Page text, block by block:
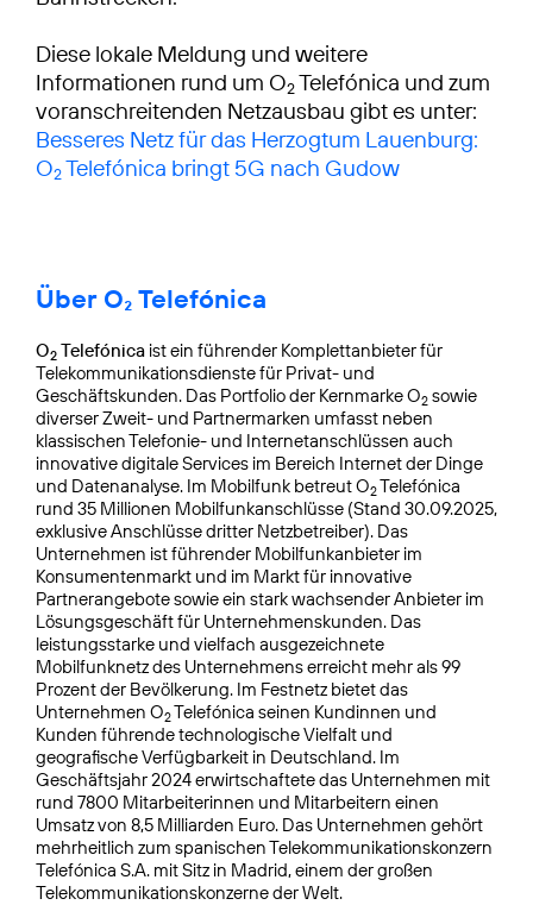
Diese lokale Meldung und weitere
Informationen rund um O2Telefónica und zum
voranschreitenden Netzausbau gibt es unter:
Besseres Netz für das Herzogtum Lauenburg:
O2Telefónica bringt 5G nach Gudow
Über O₂ Telefónica
O2 Telefónica ist ein führender Komplettanbieter für
Telekommunikationsdienste für Privat- und
Geschäftskunden. Das Portfolio der Kernmarke O2 sowie
diverser Zweit- und Partnermarken umfasst neben
klassischen Telefonie- und Internetanschlüssen auch
innovative digitale Services im Bereich Internet der Dinge
und Datenanalyse. Im Mobilfunk betreut O2Telefónica
rund 35 Millionen Mobilfunkanschlüsse (Stand 30.09.2025,
exklusive Anschlüsse dritter Netzbetreiber). Das
Unternehmen ist führender Mobilfunkanbieter im
Konsumentenmarkt und im Markt für innovative
Partnerangebote sowie ein stark wachsender Anbieter im
Lösungsgeschäft für Unternehmenskunden. Das
leistungsstarke und vielfach ausgezeichnete
Mobilfunknetz des Unternehmens erreicht mehr als 99
Prozent der Bevölkerung. Im Festnetz bietet das
Unternehmen O2Telefónica seinen Kundinnen und
Kunden führende technologische Vielfalt und
geografische Verfügbarkeit in Deutschland. Im
Geschäftsjahr 2024 erwirtschaftete das Unternehmen mit
rund 7800 Mitarbeiterinnen und Mitarbeitern einen
Umsatz von 8,5 Milliarden Euro. Das Unternehmen gehört
mehrheitlich zum spanischen Telekommunikationskonzern
Telefónica S.A. mit Sitz in Madrid, einem der großen
Telekommunikationskonzerne der Welt.